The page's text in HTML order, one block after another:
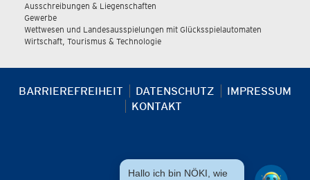
Ausschreibungen & Liegenschaften
Gewerbe
Wettwesen und Landesausspielungen mit Glücksspielautomaten
Wirtschaft, Tourismus & Technologie
BARRIEREFREIHEIT DATENSCHUTZ
IMPRESSUM
KONTAKT
Hallo ich bin NÖKI, wie